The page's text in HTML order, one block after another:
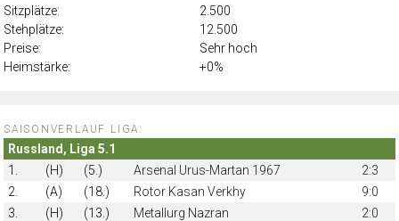
Sitzplätze:
2.500
Stehplätze:
12.500
Preise:
Sehr hoch
Heimstärke:
+0%
SAISONVERLAUF LIGA:
Russland, Liga 5.1
1.
(H) (5.) Arsenal Urus-Martan 1967
2:3
2.
(A) (18.) Rotor Kasan Verkhy
9:0
3.
(H) (13.) Metallurg Nazran
2:0